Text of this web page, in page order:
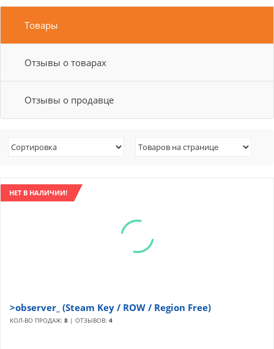
Товары
Отзывы о товарах
Отзывы о продавце
НЕТ В НАЛИЧИИ!
>observer_ (Steam Key / ROW / Region Free)
КОЛ-ВО ПРОДАЖ: 8 | ОТЗЫВОВ: 4